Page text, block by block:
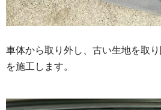
車体から取り外し、古い生地を取
を施工します。